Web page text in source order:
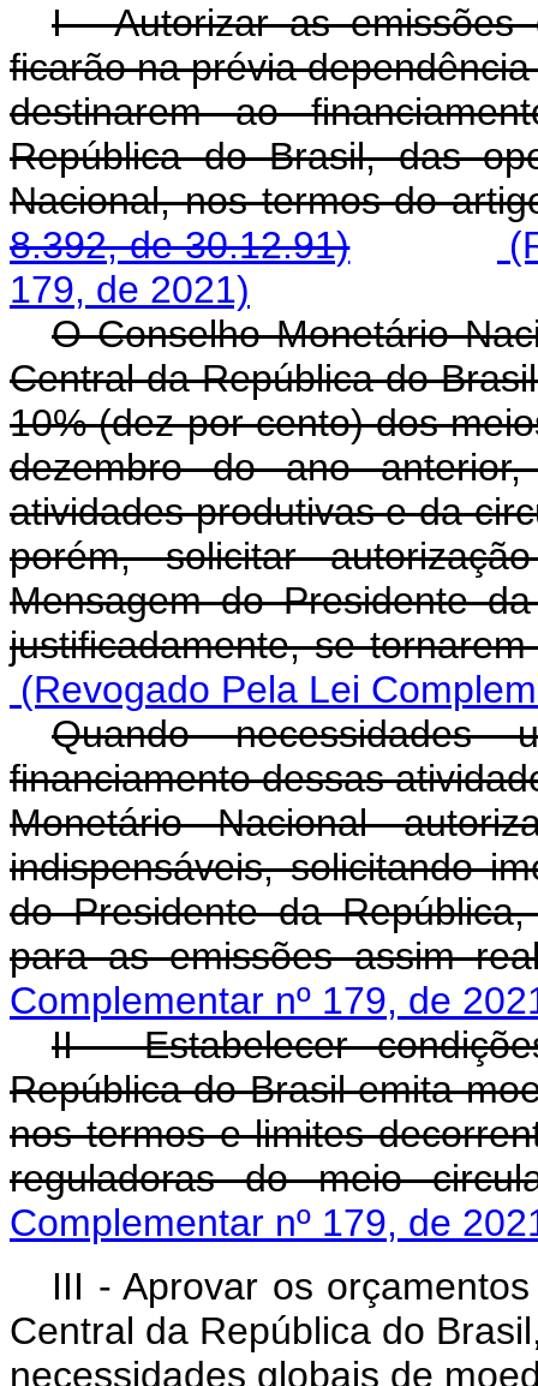
I - Autorizar as emissões
ficarão na prévia
destinarem ao
República do Brasil, das
Nacional, nos termos
8.392, de 30.12.91)
179, de 2021)
O Conselho Monetário
Central da República do
10% (dez por cento) dos
dezembro do ano
atividades produtivas e da
porém, solicitar
Mensagem do Presidente
justificadamente, se
(Revogado Pela Lei
Quando
financiamento dessas
Monetário Nacional
indispensáveis, solicitando
do Presidente da
para as emissões assim
Complementar nº 179, de
II - Estabelecer
República do Brasil emita
nos termos e limites
reguladoras do meio
Complementar nº 179, de
III - Aprovar os
Central da República do
necessidades globais de